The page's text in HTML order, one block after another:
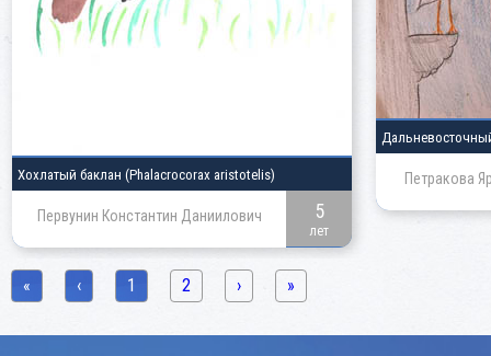
Хохлатый баклан (Phalacrocorax aristotelis)
Первунин Константин Даниилович 5
лет
Петракова
« ‹ 1 2 › »